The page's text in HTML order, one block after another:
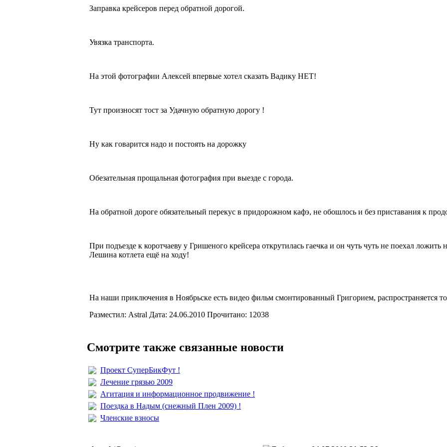
Заправка крейсеров перед обратной дорогой.
Увязка транспорта.
На этой фотографии Алексей впервые хотел сказать Вадику НЕТ!
Тут произносят тост за Удачную обратную дорогу !
Ну как говарится надо и постоять на дорожку
Обезательная прощальная фотография при выезде с города.
На обратной дороге обязательный перекус в придорожном кафэ, не обошлось и без приставания к
При подъезде к коротчаеву у Гришеного крейсера открутилась гаечка и он чуть чуть не поехал
Лешина котлета ещё на ходу!
На наши приключения в Ноябрьске есть видео фильм смонтированный Григорием, распространяется
Разместил: Astral Дата: 24.06.2010 Прочитано: 12038
Смотрите также связанные новости
Проект СуперБикФут !
Лечение грязью 2009
Агитация и информационное продвижение !
Поездка в Надым (снежный Плен 2009) !
Членские взносы